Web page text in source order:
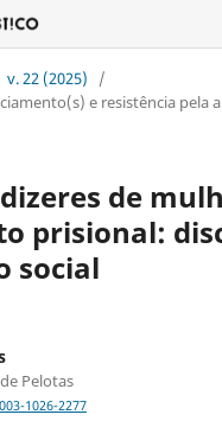
v. 22 (2025)
/
e resistência pela
de
prisional:
social
Pelotas
1026-2277